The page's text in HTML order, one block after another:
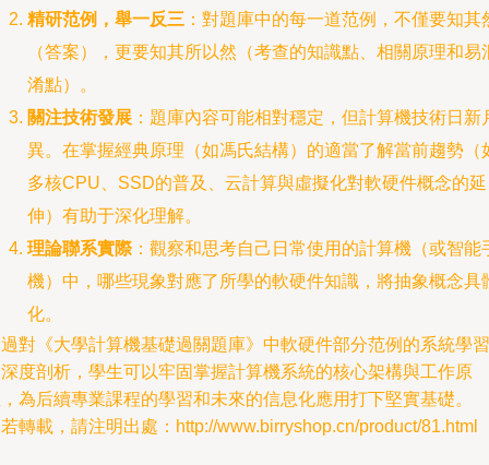
精研范例，舉一反三 ：對題庫中的每一道范例，不僅要知其
（答案），更要知其所以然（考查的知識點、相關原理和易
淆點）。
關注技術發展 ：題庫內容可能相對穩定，但計算機技術日新
異。在掌握經典原理（如馮氏結構）的適當了解當前趨勢（
多核CPU、SSD的普及、云計算與虛擬化對軟硬件概念的延
伸）有助于深化理解。
理論聯系實際：觀察和思考自己日常使用的計算機（或智能
機）中，哪些現象對應了所學的軟硬件知識，將抽象概念具
化。
對《大學計算機基礎過關題庫》中軟硬件部分范例的系統學習
度剖析，學生可以牢固掌握計算機系統的核心架構與工作原
為后續專業課程的學習和未來的信息化應用打下堅實基礎。
轉載，請注明出處：http://www.birryshop.cn/product/81.html